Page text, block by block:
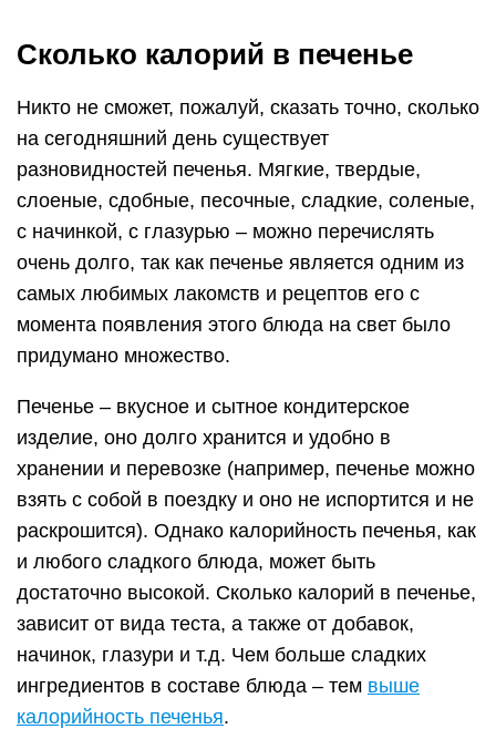
Сколько калорий в печенье
Никто не сможет, пожалуй, сказать точно, сколько
на сегодняшний день существует
разновидностей печенья. Мягкие, твердые,
слоеные, сдобные, песочные, сладкие, соленые,
с начинкой, с глазурью – можно перечислять
очень долго, так как печенье является одним из
самых любимых лакомств и рецептов его с
момента появления этого блюда на свет было
придумано множество.
Печенье – вкусное и сытное кондитерское
изделие, оно долго хранится и удобно в
хранении и перевозке (например, печенье можно
взять с собой в поездку и оно не испортится и не
раскрошится). Однако калорийность печенья, как
и любого сладкого блюда, может быть
достаточно высокой. Сколько калорий в печенье,
зависит от вида теста, а также от добавок,
начинок, глазури и т.д. Чем больше сладких
ингредиентов в составе блюда – тем выше
калорийность печенья.